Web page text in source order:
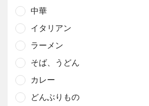
中華
イタリアン
ラーメン
そば、うどん
カレー
どんぶりもの